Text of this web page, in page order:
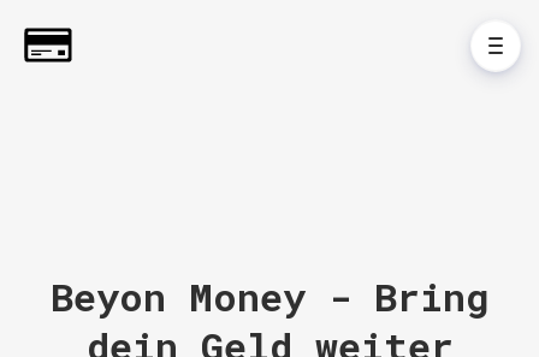
Beyon Money - Bring
dein Geld weiter